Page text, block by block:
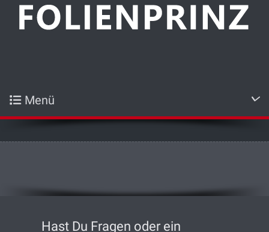
Menü
Hast Du Fragen oder ein